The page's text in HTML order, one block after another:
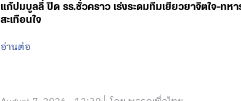
แก้ปมบูลลี่ ปิด รร.ชั่วคราว เร่งระดมทีมเยียวยาจิตใจ-ท
สะเทือนใจ
อ่านต่อ